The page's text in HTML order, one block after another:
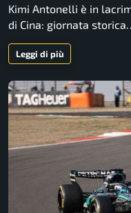
Kimi Antonelli è in
di Cina: giornata
Leggi di più